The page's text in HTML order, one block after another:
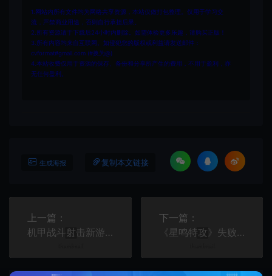
1.网站内所有文件均为网络共享资源，本站仅做打包整理。仅用于学习交
流，严禁商业用途，否则自行承担后果。
2.所有资源请于下载后24小时内删除。如需体验更多乐趣，请购买正版！
3.所有内容均来自互联网。如侵犯您的版权或利益请发送邮件：
cvformat#gmail.com (#换为@)
4.本站收费仅用于资源的保存、备份和分享所产生的费用，不用于盈利，亦
无任何盈利。
生成海报 复制本文链接
上一篇：
机甲战斗射击新游《伊甸幸存者》Steam抢先体验
下一篇：
《星鸣特攻》失败是因为没有独特价值 玩家没有兴趣